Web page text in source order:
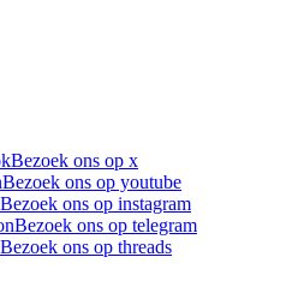
Bezoek ons op x
Bezoek ons op youtube
Bezoek ons op instagram
Bezoek ons op telegram
Bezoek ons op threads